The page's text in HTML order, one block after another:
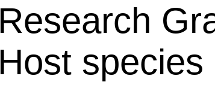
Research
Host species